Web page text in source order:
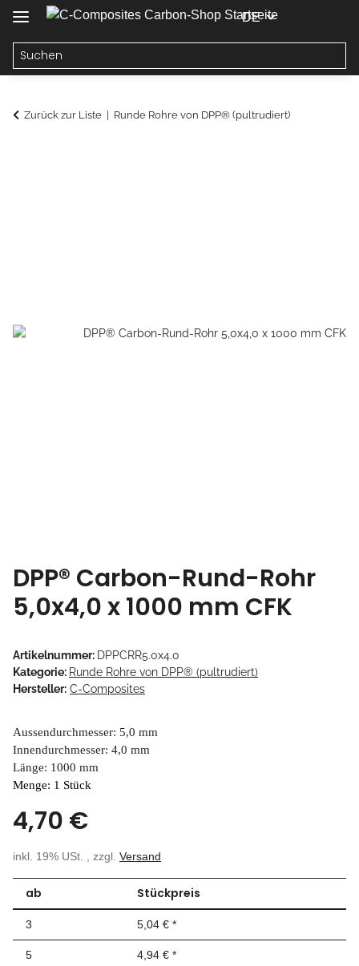
DE
Zurück zur Liste Runde Rohre von DPP® (pultrudiert)
DPP® Carbon-Rund-Rohr
5,0x4,0 x 1000 mm CFK
Artikelnummer: DPPCRR5.0x4.0
Kategorie: Runde Rohre von DPP® (pultrudiert)
Hersteller: C-Composites
Aussendurchmesser: 5,0 mm
Innendurchmesser: 4,0 mm
Länge: 1000 mm
Menge: 1 Stück
4,70 €
inkl. 19% USt. , zzgl. Versand
ab Stückpreis
3 5,04 € *
5 4,94 € *